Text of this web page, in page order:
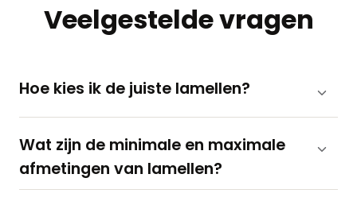
Veelgestelde vragen
Hoe kies ik de juiste lamellen?
Wat zijn de minimale en maximale
afmetingen van lamellen?